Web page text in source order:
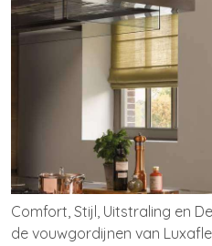
Comfort, Stijl, Uitstraling en
de vouwgordijnen van